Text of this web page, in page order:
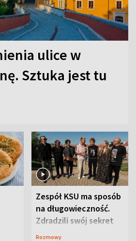
ulice w
Sztuka jest tu
Zespół KSU ma sposób
na długowieczność.
Zdradzili swój sekret
Rozmowy